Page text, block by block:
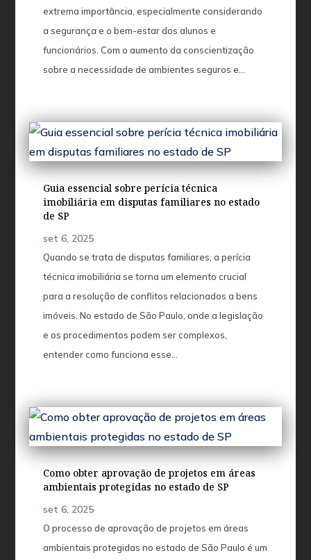
extrema importância, especialmente considerando
a segurança e o bem-estar dos alunos e
funcionários. Com o aumento da conscientização
sobre a necessidade de ambientes seguros e...
Guia essencial sobre perícia técnica
imobiliária em disputas familiares no estado
de SP
set 6, 2025
Quando se trata de disputas familiares, a perícia
técnica imobiliária se torna um elemento crucial
para a resolução de conflitos relacionados a bens
imóveis. No estado de São Paulo, onde a legislação
e os procedimentos podem ser complexos,
entender como funciona esse...
Como obter aprovação de projetos em áreas
ambientais protegidas no estado de SP
set 6, 2025
O processo de aprovação de projetos em áreas
ambientais protegidas no estado de São Paulo é um